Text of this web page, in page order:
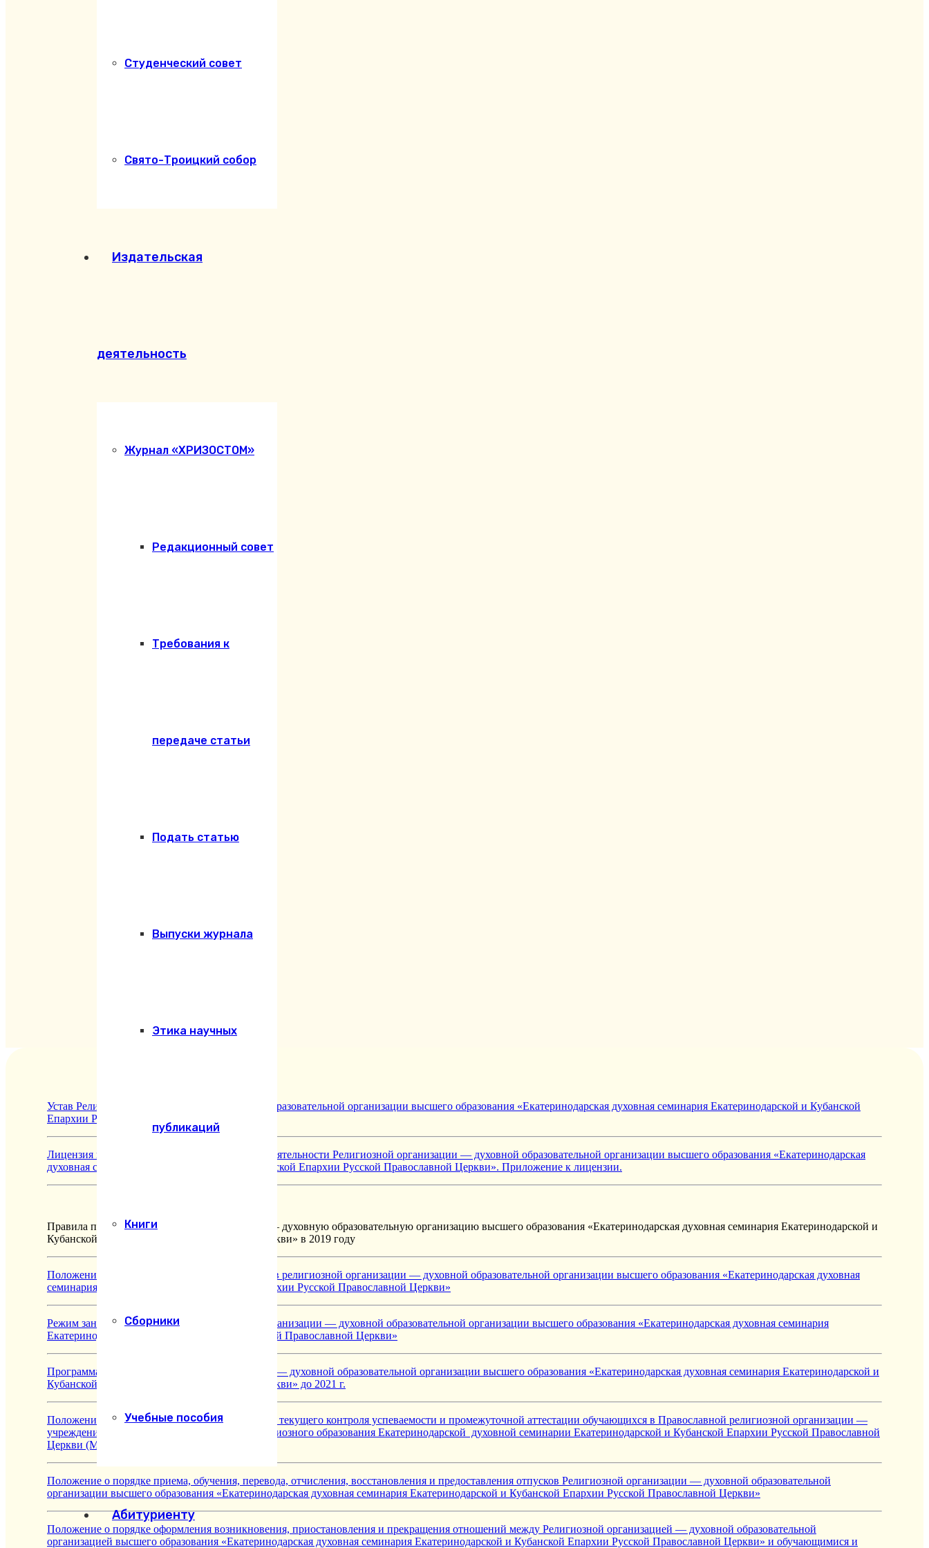
Студенческий совет
Свято-Троицкий собор
Издательская
деятельность
Журнал «ХРИЗОСТОМ»
Редакционный совет
Требования к
передаче статьи
Подать статью
Выпуски журнала
Этика научных
публикаций
Книги
Сборники
Учебные пособия
Абитуриенту
Устав Религиозной организации — духовной образовательной организации высшего образования «Екатеринодарская духовная семинария Екатеринодарской и Кубанской
Епархии Русской Православной Церкви»
Лицензия на осуществление образовательной деятельности Религиозной организации — духовной образовательной организации высшего образования «Екатеринодарская
духовная семинария Екатеринодарской и Кубанской Епархии Русской Православной Церкви». Приложение к лицензии.
Правила приема в Религиозную организацию — духовную образовательную организацию высшего образования «Екатеринодарская духовная семинария Екатеринодарской и
Кубанской Епархии Русской Православной Церкви» в 2019 году
Положение об организации учебного процесса в религиозной организации — духовной образовательной организации высшего образования «Екатеринодарская духовная
семинария Екатеринодарской и Кубанской Епархии Русской Православной Церкви»
Режим занятий обучающихся в Религиозной организации — духовной образовательной организации высшего образования «Екатеринодарская духовная семинария
Екатеринодарской и Кубанской Епархии Русской Православной Церкви»
Программа развития Религиозной организации — духовной образовательной организации высшего образования «Екатеринодарская духовная семинария Екатеринодарской и
Кубанской Епархии Русской Православной Церкви» до 2021 г.
Положение о формах, периодичности и порядке текущего контроля успеваемости и промежуточной аттестации обучающихся в Православной религиозной организации —
учреждении высшего профессионального религиозного образования Екатеринодарской духовной семинарии Екатеринодарской и Кубанской Епархии Русской Православной
Церкви (Московский Патриархат)
Положение о порядке приема, обучения, перевода, отчисления, восстановления и предоставления отпусков Религиозной организации — духовной образовательной
организации высшего образования «Екатеринодарская духовная семинария Екатеринодарской и Кубанской Епархии Русской Православной Церкви»
Положение о порядке оформления возникновения, приостановления и прекращения отношений между Религиозной организацией — духовной образовательной
организацией высшего образования «Екатеринодарская духовная семинария Екатеринодарской и Кубанской Епархии Русской Православной Церкви» и обучающимися и